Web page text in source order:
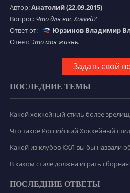
Автор:Анатолий (22.09.2015)
Вопрос: Что для вас Хоккей?
Ответ от:
Юрзинов Владимир
Ответ:Это моя жизнь.
Задать свой
ПОСЛЕДНИЕ ТЕМЫ
Какой хоккейный стиль более
Что такое Российский Хоккейный
Какой из клубов КХЛ вы бы назвали
В каком стиле должна играть сборная
ПОСЛЕДНИЕ ОТВЕТЫ